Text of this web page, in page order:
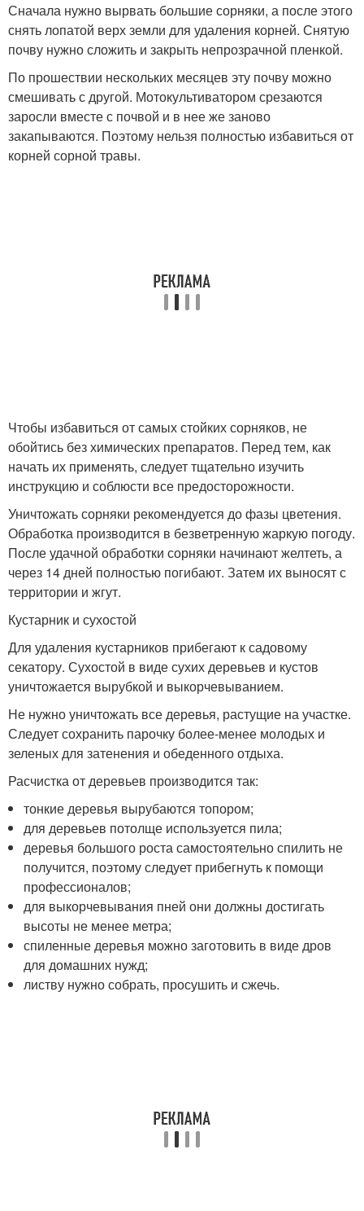
Сначала нужно вырвать большие сорняки, а после этого
снять лопатой верх земли для удаления корней. Снятую
почву нужно сложить и закрыть непрозрачной пленкой.
По прошествии нескольких месяцев эту почву можно
смешивать с другой. Мотокультиватором срезаются
заросли вместе с почвой и в нее же заново
закапываются. Поэтому нельзя полностью избавиться от
корней сорной травы.
Чтобы избавиться от самых стойких сорняков, не
обойтись без химических препаратов. Перед тем, как
начать их применять, следует тщательно изучить
инструкцию и соблюсти все предосторожности.
Уничтожать сорняки рекомендуется до фазы цветения.
Обработка производится в безветренную жаркую погоду.
После удачной обработки сорняки начинают желтеть, а
через 14 дней полностью погибают. Затем их выносят с
территории и жгут.
Кустарник и сухостой
Для удаления кустарников прибегают к садовому
секатору. Сухостой в виде сухих деревьев и кустов
уничтожается вырубкой и выкорчевыванием.
Не нужно уничтожать все деревья, растущие на участке.
Следует сохранить парочку более-менее молодых и
зеленых для затенения и обеденного отдыха.
Расчистка от деревьев производится так:
тонкие деревья вырубаются топором;
для деревьев потолще используется пила;
деревья большого роста самостоятельно спилить не
получится, поэтому следует прибегнуть к помощи
профессионалов;
для выкорчевывания пней они должны достигать
высоты не менее метра;
спиленные деревья можно заготовить в виде дров
для домашних нужд;
листву нужно собрать, просушить и сжечь.